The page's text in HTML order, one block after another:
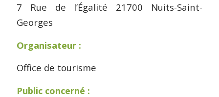
7 Rue de l’Égalité 21700 Nuits-Saint-
Georges
Organisateur :
Office de tourisme
Public concerné :